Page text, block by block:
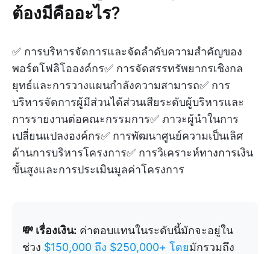
ต้องมีคืออะไร?
✅ การบริหารจัดการและจัดลำดับความสำคัญของ
พอร์ตโฟลิโอองค์กร✅ การจัดสรรทรัพยากรเชิงกล
ยุทธ์และการวางแผนกำลังความสามารถ✅ การ
บริหารจัดการผู้มีส่วนได้ส่วนเสียระดับผู้บริหารและ
การรายงานต่อคณะกรรมการ✅ ภาวะผู้นำในการ
เปลี่ยนแปลงองค์กร✅ การพัฒนาศูนย์ความเป็นเลิศ
ด้านการบริหารโครงการ✅ การวิเคราะห์ทางการเงิน
ขั้นสูงและการประเมินมูลค่าโครงการ
💸 เรื่องเงิน: ค่าตอบแทนในระดับนี้มักจะอยู่ใน
ช่วง $150,000 ถึง $250,000+ โดยมักรวมถึง